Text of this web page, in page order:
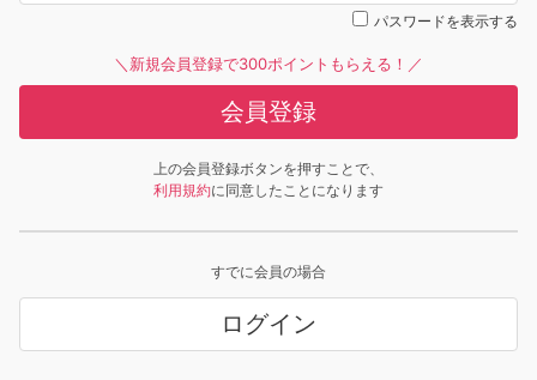
パスワードを表示する
＼新規会員登録で300ポイントもらえる！／
会員登録
上の会員登録ボタンを押すことで、
利用規約に同意したことになります
すでに会員の場合
ログイン